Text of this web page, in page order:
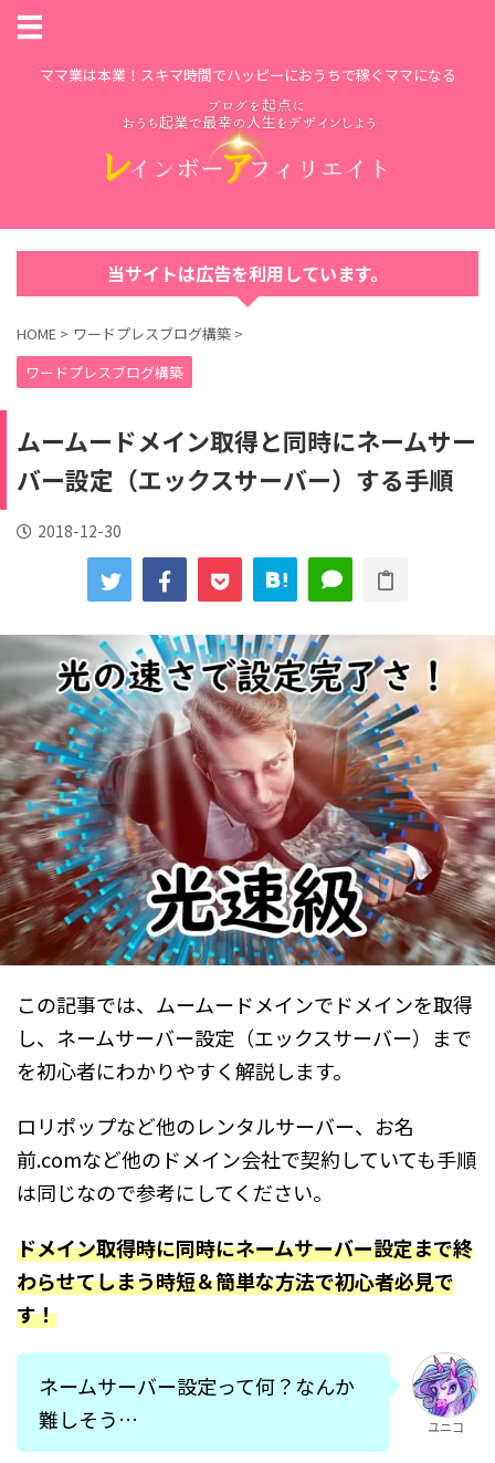
ママ業は本業！スキマ時間でハッピーにおうちで稼ぐママになる
当サイトは広告を利用しています。
HOME > ワードプレスブログ構築 >
ワードプレスブログ構築
ムームードメイン取得と同時にネームサー
バー設定（エックスサーバー）する手順
2018-12-30
この記事では、ムームードメインでドメインを取得
し、ネームサーバー設定（エックスサーバー）まで
を初心者にわかりやすく解説します。
ロリポップなど他のレンタルサーバー、お名
前.comなど他のドメイン会社で契約していても手順
は同じなので参考にしてください。
ドメイン取得時に同時にネームサーバー設定まで終
わらせてしまう時短＆簡単な方法で初心者必見で
す！
ネームサーバー設定って何？なんか
難しそう…
ユニコ